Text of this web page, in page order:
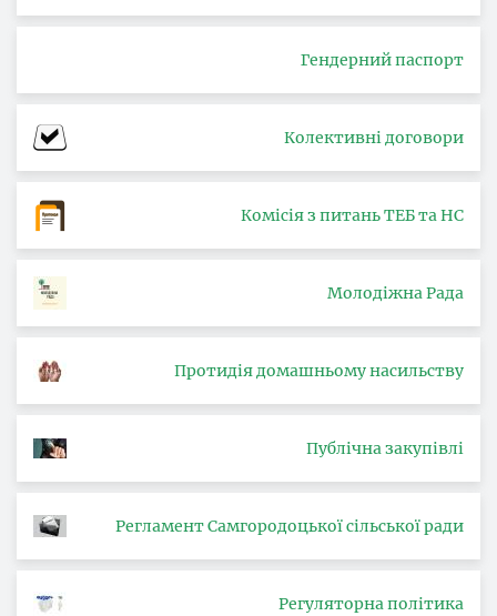
Гендерний паспорт
Колективні договори
Комісія з питань ТЕБ та НС
Молодіжна Рада
Протидія домашньому насильству
Публічна закупівлі
Регламент Самгородоцької сільської ради
Регуляторна політика